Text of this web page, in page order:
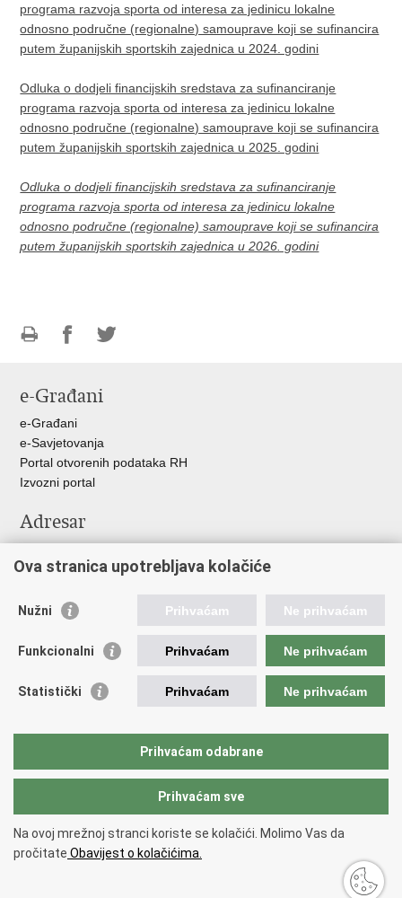
programa razvoja sporta od interesa za jedinicu lokalne
odnosno područne (regionalne) samouprave koji se sufinancira
putem županijskih sportskih zajednica u 2024. godini
Odluka o dodjeli financijskih sredstava za sufinanciranje
programa razvoja sporta od interesa za jedinicu lokalne
odnosno područne (regionalne) samouprave koji se sufinancira
putem županijskih sportskih zajednica u 2025. godini
Odluka o dodjeli financijskih sredstava za sufinanciranje
programa razvoja sporta od interesa za jedinicu lokalne
odnosno područne (regionalne) samouprave koji se sufinancira
putem županijskih sportskih zajednica u 2026. godini
FacebookuTwitteru
e-Građani
e-Građani
e-Savjetovanja
Portal otvorenih podataka RH
Izvozni portal
Adresar
Adresar tijela javne vlasti
Korisne poveznice
Vlada RH
Predsjednik RH
Pravobraniteljica za ravnopravnost spolova
Povjerenik za informiranje
Copyright © 2026 Ministarstvo turizma i sporta Republike Hrvatske.
korištenja.Izjava o pristupačnosti.
Ova stranica upotrebljava kolačiće
Nužni Prihvaćam Ne prihvaćam
Funkcionalni Prihvaćam Ne prihvaćam
Statistički Prihvaćam Ne prihvaćam
Prihvaćam odabrane
Prihvaćam sve
Na ovoj mrežnoj stranci koriste se kolačići. Molimo Vas da
pročitate Obavijest o kolačićima.